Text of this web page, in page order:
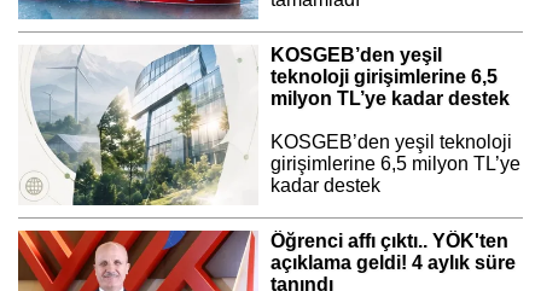
KOSGEB’den yeşil
teknoloji girişimlerine 6,5
milyon TL’ye kadar destek
KOSGEB’den yeşil teknoloji
girişimlerine 6,5 milyon TL’ye
kadar destek
Öğrenci affı çıktı.. YÖK'ten
açıklama geldi! 4 aylık süre
tanındı